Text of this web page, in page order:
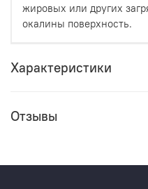
жировых или других
окалины поверхность.
Характеристики
Отзывы